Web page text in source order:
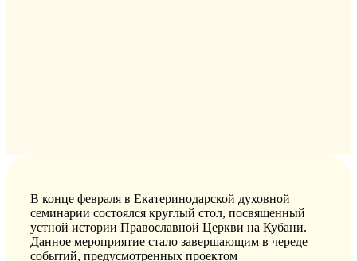
В конце февраля в Екатеринодарской духовной
семинарии состоялся круглый стол, посвященный
устной истории Православной Церкви на Кубани.
Данное мероприятие стало завершающим в череде
событий, предусмотренных проектом